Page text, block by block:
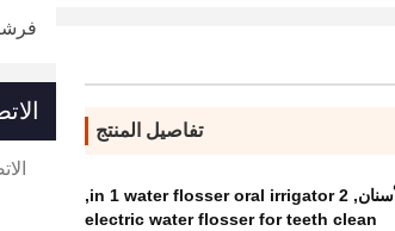
تفاصيل المنتج
,
2 in 1 water flosser oral irrigator
,
electric water flosser for teeth clean